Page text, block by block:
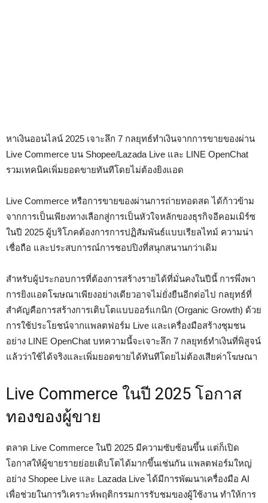
หาเงินออนไลน์ 2025 เจาะลึก 7 กลยุทธ์ทำเงินจากการขายของผ่าน
Live Commerce บน Shopee/Lazada Live และ LINE OpenChat
รวมเทคนิคเพิ่มยอดขายทันทีโดยไม่ต้องยิงแอด
Live Commerce หรือการขายของผ่านการถ่ายทอดสด ได้ก้าวข้าม
จากการเป็นเพียงทางเลือกสู่การเป็นหัวใจหลักของธุรกิจอีคอมเมิร์ซ
ในปี 2025 ผู้บริโภคต้องการการปฏิสัมพันธ์แบบเรียลไทม์ ความน่า
เชื่อถือ และประสบการณ์การชอปปิงที่สนุกสนานกว่าเดิม
สำหรับผู้ประกอบการที่ต้องการสร้างรายได้ที่มั่นคงในปีนี้ การพึ่งพา
การยิงแอดโฆษณาเพียงอย่างเดียวอาจไม่ยั่งยืนอีกต่อไป กลยุทธ์ที่
สำคัญคือการสร้างการเติบโตแบบออร์แกนิก (Organic Growth) ด้วย
การใช้ประโยชน์จากแพลตฟอร์ม Live และเครื่องมือสร้างชุมชน
อย่าง LINE OpenChat บทความนี้จะเจาะลึก 7 กลยุทธ์ทำเงินที่พิสูจน์
แล้วว่าใช้ได้จริงและเพิ่มยอดขายได้ทันทีโดยไม่ต้องเสียค่าโฆษณา
Live Commerce ในปี 2025 โอกาส
ทองของผู้ขาย
ตลาด Live Commerce ในปี 2025 มีความซับซ้อนขึ้น แต่ก็เปิด
โอกาสให้ผู้ขายรายย่อยเติบโตได้มากขึ้นเช่นกัน แพลตฟอร์มใหญ่
อย่าง Shopee Live และ Lazada Live ได้มีการพัฒนาเครื่องมือ AI
เพื่อช่วยในการวิเคราะห์พฤติกรรมการรับชมของผู้ใช้งาน ทำให้การ